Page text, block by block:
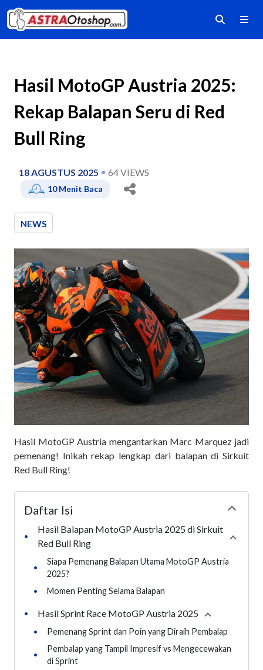
Hasil MotoGP Austria 2025:
Rekap Balapan Seru di Red
Bull Ring
18 AGUSTUS 2025 64VIEWS
10Menit Baca
NEWS
Hasil MotoGP Austria mengantarkan Marc Marquez jadi
pemenang! Inikah rekap lengkap dari balapan di Sirkuit
Red Bull Ring!
Daftar Isi
•
Hasil Balapan MotoGP Austria 2025 di Sirkuit
Red Bull Ring
•
Siapa Pemenang Balapan Utama MotoGP Austria
2025?
•
Momen Penting Selama Balapan
• Hasil Sprint Race MotoGP Austria 2025 Collapse
•
Pemenang Sprint dan Poin yang Diraih Pembalap
•
Pembalap yang Tampil Impresif vs Mengecewakan
di Sprint